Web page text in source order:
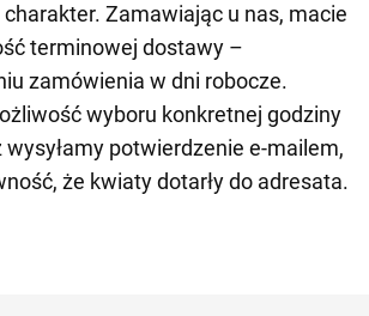
Zamawiając u nas, macie
terminowej dostawy –
zamówienia w dni robocze.
wyboru konkretnej godziny
potwierdzenie e-mailem,
że kwiaty dotarły do adresata.